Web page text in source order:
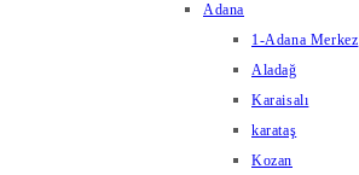
Adana
1-Adana Merkez
Aladağ
Karaisalı
karataş
Kozan